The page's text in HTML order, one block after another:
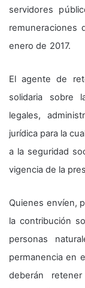
servidores
enero de 2017.
El agente de
solidaria sobre
legales,
jurídica para la
a la seguridad
vigencia de la
Quienes envíen,
la contribución
personas
permanencia en
deberán